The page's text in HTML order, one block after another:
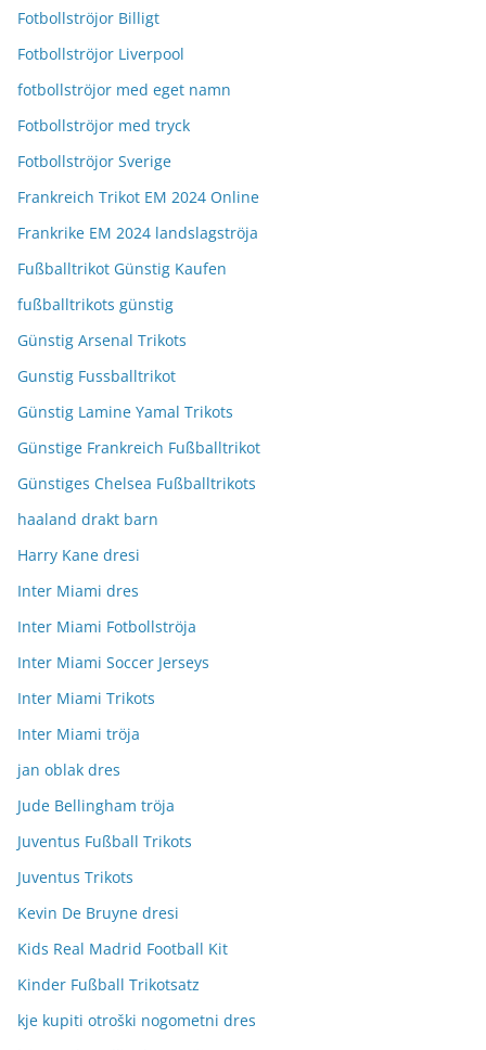
Fotbollströjor Billigt
Fotbollströjor Liverpool
fotbollströjor med eget namn
Fotbollströjor med tryck
Fotbollströjor Sverige
Frankreich Trikot EM 2024 Online
Frankrike EM 2024 landslagströja
Fußballtrikot Günstig Kaufen
fußballtrikots günstig
Günstig Arsenal Trikots
Gunstig Fussballtrikot
Günstig Lamine Yamal Trikots
Günstige Frankreich Fußballtrikot
Günstiges Chelsea Fußballtrikots
haaland drakt barn
Harry Kane dresi
Inter Miami dres
Inter Miami Fotbollströja
Inter Miami Soccer Jerseys
Inter Miami Trikots
Inter Miami tröja
jan oblak dres
Jude Bellingham tröja
Juventus Fußball Trikots
Juventus Trikots
Kevin De Bruyne dresi
Kids Real Madrid Football Kit
Kinder Fußball Trikotsatz
kje kupiti otroški nogometni dres